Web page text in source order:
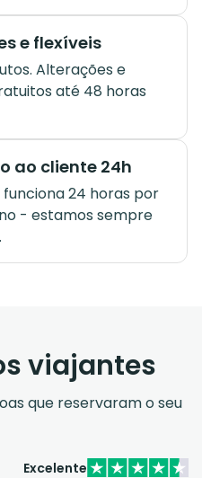
e flexíveis
Alterações e
até 48 horas
ao cliente 24h
24 horas por
- estamos sempre
viajantes
que reservaram o seu
Excelente